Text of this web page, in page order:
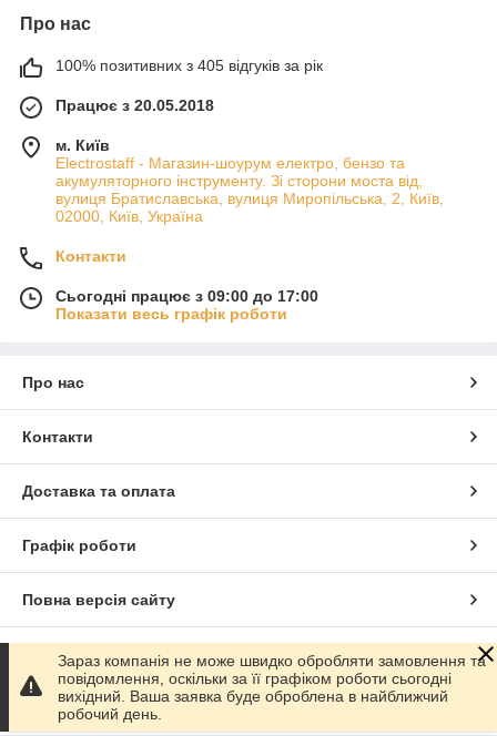
Про нас
100% позитивних з 405 відгуків за рік
Працює з 20.05.2018
м. Київ
Electrostaff - Магазин-шоурум електро, бензо та
акумуляторного інструменту. Зі сторони моста від,
вулиця Братиславська, вулиця Миропільська, 2, Київ,
02000, Київ, Україна
Контакти
Сьогодні працює з 09:00 до 17:00
Показати весь графік роботи
Про нас
Контакти
Доставка та оплата
Графік роботи
Повна версія сайту
Сайт створено на маркетплейсі Prom.ua
Політика конфіденційності
Зараз компанія не може швидко обробляти замовлення та
повідомлення, оскільки за її графіком роботи сьогодні
вихідний. Ваша заявка буде оброблена в найближчий
робочий день.